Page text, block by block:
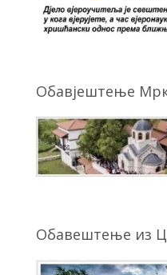
Обавјештење
Обавештење из